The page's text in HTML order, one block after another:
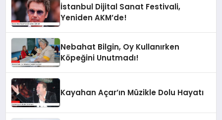
İstanbul Dijital Sanat Festivali,
Yeniden AKM’de!
Nebahat Bilgin, Oy Kullanırken
Köpeğini Unutmadı!
Kayahan Açar’ın Müzikle Dolu Hayatı